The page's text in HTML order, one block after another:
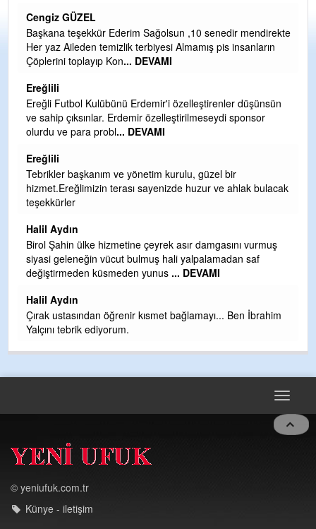
Cengiz GÜZEL
Başkana teşekkür Ederim Sağolsun ,10 senedir mendirekte
Her yaz Aileden temizlik terbiyesi Almamış pis insanların
Çöplerini toplayıp Kon... DEVAMI
Ereğlili
Ereğli Futbol Kulübünü Erdemir'i özelleştirenler düşünsün
ve sahip çıksınlar. Erdemir özelleştirilmeseydi sponsor
olurdu ve para probl... DEVAMI
Ereğlili
Tebrikler başkanım ve yönetim kurulu, güzel bir
hizmet.Ereğlimizin terası sayenizde huzur ve ahlak bulacak
teşekkürler
Halil Aydın
Birol Şahin ülke hizmetine çeyrek asır damgasını vurmuş
siyasi geleneğin vücut bulmuş hali yalpalamadan saf
değiştirmeden küsmeden yunus ... DEVAMI
Halil Aydın
Çırak ustasından öğrenir kısmet bağlamayı... Ben İbrahim
Yalçını tebrik ediyorum.
Toggle
© yeniufuk.com.tr
Künye - iletişim